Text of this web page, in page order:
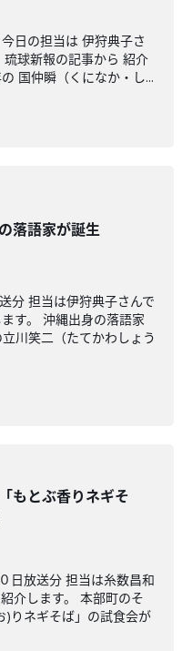
日の担当は 伊狩典子さ
球新報の記事から 紹介
国仲瞬（くになか・し...
落語家が誕生
分 担当は伊狩典子さんで
す。 沖縄出身の落語家
川笑二（たてかわしょう
もとぶ香りネギそ
日放送分 担当は糸数昌和
介します。 本部町のそ
)りネギそば」の試食会が